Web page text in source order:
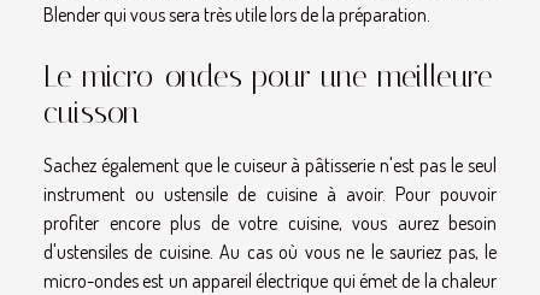
Blender qui vous sera très utile lors de la préparation.
Le micro-ondes pour une meilleure
cuisson
Sachez également que le cuiseur à pâtisserie n'est pas le seul
instrument ou ustensile de cuisine à avoir. Pour pouvoir
profiter encore plus de votre cuisine, vous aurez besoin
d'ustensiles de cuisine. Au cas où vous ne le sauriez pas, le
micro-ondes est un appareil électrique qui émet de la chaleur